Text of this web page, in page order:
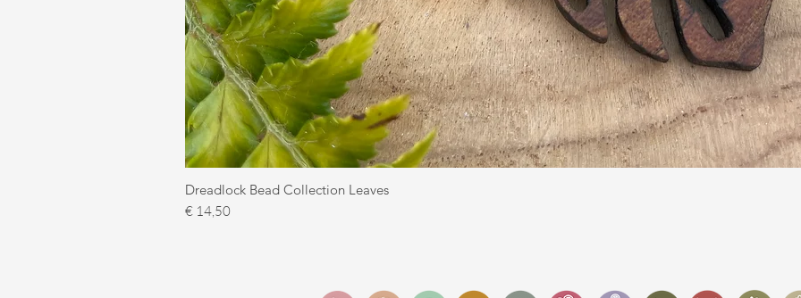
Dreadlock Bead Collection Leaves
Prijs
€ 14,50